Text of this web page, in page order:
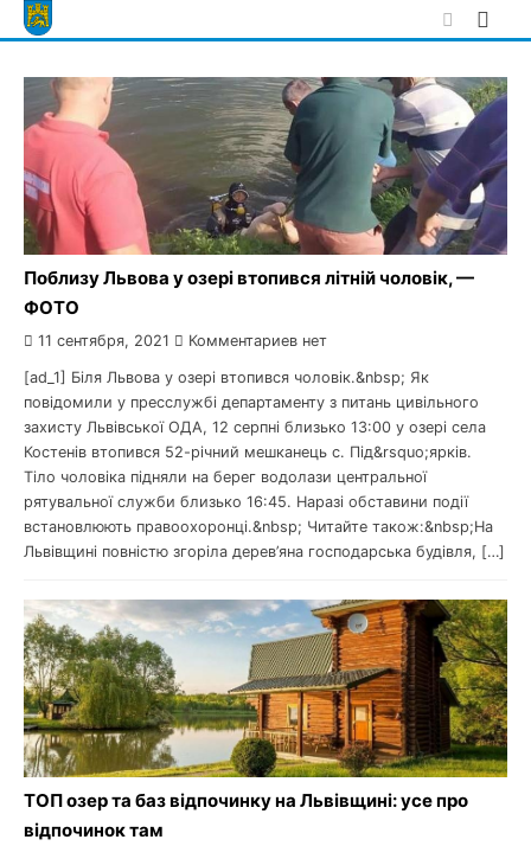
Skip
to
Поблизу Львова у озері втопився літній чоловік, —
ФОТО
11 сентября, 2021 Комментариев нет
[ad_1] Біля Львова у озері втопився чоловік.&nbsp; Як
повідомили у пресслужбі департаменту з питань цивільного
захисту Львівської ОДА, 12 серпні близько 13:00 у озері села
Костенів втопився 52-річний мешканець с. Під&rsquo;ярків.
Тіло чоловіка підняли на берег водолази центральної
рятувальної служби близько 16:45. Наразі обставини події
встановлюють правоохоронці.&nbsp; Читайте також:&nbsp;На
Львівщині повністю згоріла дерев’яна господарська будівля, […]
ТОП озер та баз відпочинку на Львівщині: усе про
відпочинок там